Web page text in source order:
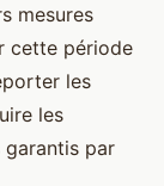
mesures
cette période
les
les
garantis par